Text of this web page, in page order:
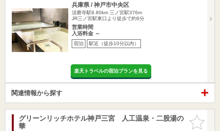
兵庫県 / 神戸市中央区
須磨寺駅8.80km 三ノ宮駅376m
JR三ノ宮駅東口より徒歩で約6分
営業時間
入浴料金 ～
宿泊 駅近（徒歩10分以内）
楽天トラベルの宿泊プランを見る
関連情報から探す
お気に入
りに追加
グリーンリッチホテル神戸三宮 人工温泉・二股湯の
華